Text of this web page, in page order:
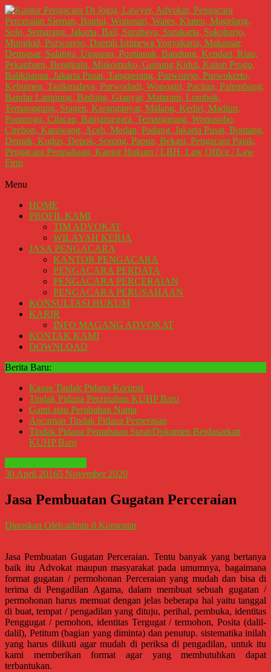
Lompat
ke
konten
Kantor
Pengacara
Lawyer,
Advokat,
Pengacara
Perceraian
Sleman,
Bantul,
Wonosari,
Wates,
Klaten,
Solo,
Semarang,
Jakarta,
Bali,
Surabaya,
Surakarta,
Mungkid,
Purworejo,
Daerah
Istimewa
Makassar,
Salatiga,
Ungaran,
Pontianak,
Bandung,
Kendari,
Riau,
Pekanbaru,
Bengkulu,
Mukomuko,
Menu
HOME
PROFIL KAMI
TIM ADVOKAT
WILAYAH KERJA
JASA PENGACARA
KANTOR PENGACARA
PENGACARA PERDATA
PENGACARA PERCERAIAN
PENGACARA PERUSAHAAN
KONSULTASI HUKUM
KARIR
INFO MAGANG ADVOKAT
KONTAK KAMI
DOWNLOAD
Berita Baru:
Kasus Tindak Pidana Korupsi
Tindak Pidana Perzinahan KUHP Baru
Ganti atau Perubahan Nama
Ancaman Tindak Pidana Pemerasan
Tindak Pidana Pemalsuan Surat/Dokumen Berdasarkan
KUHP Baru
30 April 20165 November 2020
Jasa Pembuatan Gugatan Perceraian
Diposkan Oleh:admin 0 Komentar
Jasa Pembuatan Gugatan Perceraian. Tentu banyak yang bertanya
baik itu Advokat maupun masyarakat pada umumnya, bagaimana
format gugatan / permohonan Perceraian yang mudah dan bisa di
terima di Pengadilan Agama, dalam membuat sebuah gugatan /
permohonan harus memuat dengan jelas beberapa hal yaitu tanggal
di buat, tempat / pengadilan yang dituju, perihal, pembuka, identitas
Penggugat / pemohon, identitas Tergugat / termohon, Posita (dalil-
dalil), Petitum (bagian yang diminta) dan penutup. sistematika inilah
yang harus diikuti agar mudah di periksa di pengadilan, untuk itu
kami memberikan format agar yang membutuhkan dapat
terbantukan.